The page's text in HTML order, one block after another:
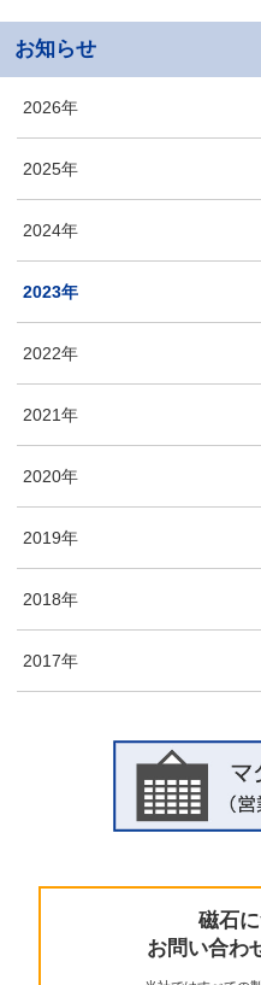
お知らせ
2026年
2025年
2024年
2023年
2022年
2021年
2020年
2019年
2018年
2017年
磁石
お問い合わ